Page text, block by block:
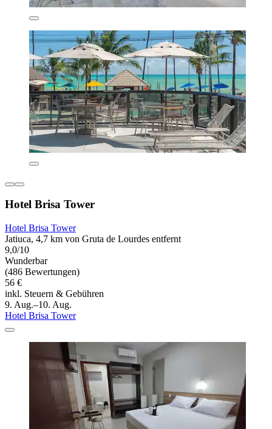
Hotel Brisa Tower
Hotel Brisa Tower
Jatiuca, 4,7 km von Gruta de Lourdes entfernt
9,0/10
Wunderbar
(486 Bewertungen)
56 €
inkl. Steuern & Gebühren
9. Aug.–10. Aug.
Hotel Brisa Tower